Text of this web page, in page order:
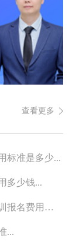
查看更多
标准是多少...
多少钱...
报名费用多
...